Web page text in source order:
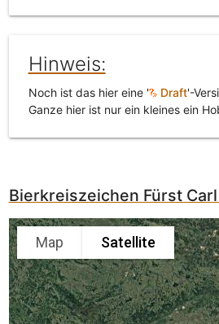
Hinweis:
Noch ist das hier eine ' Draft'-
Ganze hier ist nur ein kleines ein
Bierkreiszeichen Fürst
Map Satellite